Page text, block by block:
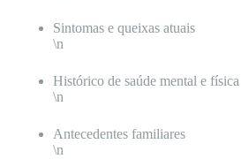
Sintomas e queixas atuais
\n
Histórico de saúde mental e física
\n
Antecedentes familiares
\n